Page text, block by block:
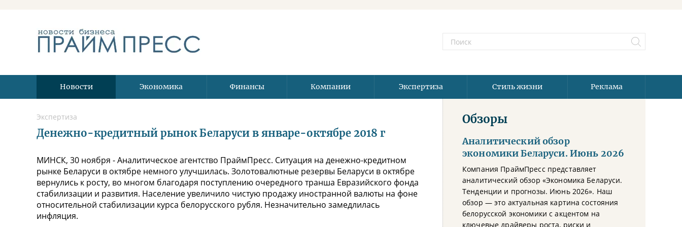
Новости Экономика Финансы Компании Экспертиза Стиль жизни Реклама
Экспертиза
Денежно-кредитный рынок Беларуси в январе-октябре 2018 г
МИНСК, 30 ноября - Аналитическое агентство ПраймПресс. Ситуация на денежно-кредитном
рынке Беларуси в октябре немного улучшилась. Золотовалютные резервы Беларуси в октябре
вернулись к росту, во многом благодаря поступлению очередного транша Евразийского фонда
стабилизации и развития. Население увеличило чистую продажу иностранной валюты на фоне
относительной стабилизации курса белорусского рубля. Незначительно замедлилась
инфляция.
Обзоры
Аналитический обзор
экономики Беларуси. Июнь 2026
Компания ПраймПресс представляет
аналитический обзор «Экономика Беларуси.
Тенденции и прогнозы. Июнь 2026». Наш
обзор — это актуальная картина состояния
белорусской экономики с акцентом на
ключевые драйверы роста, риски и